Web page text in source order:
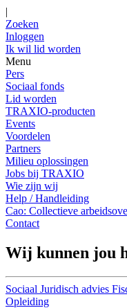
|
Zoeken
Inloggen
Ik wil lid worden
Menu
Pers
Sociaal fonds
Lid worden
TRAXIO-producten
Events
Voordelen
Partners
Milieu oplossingen
Jobs bij TRAXIO
Wie zijn wij
Help / Handleiding
Cao: Collectieve
Contact
Wij kunnen jou
Sociaal Juridisch advies
Opleiding